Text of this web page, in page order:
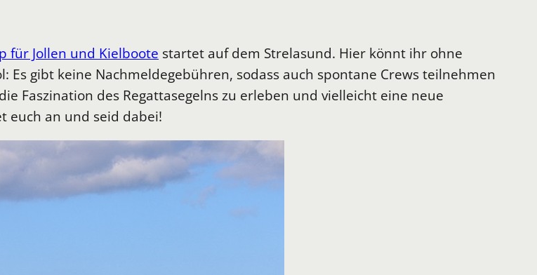
für Jollen und Kielboote startet auf dem Strelasund. Hier könnt ihr ohne
Es gibt keine Nachmeldegebühren, sodass auch spontane Crews teilnehmen
Faszination des Regattasegelns zu erleben und vielleicht eine neue
euch an und seid dabei!